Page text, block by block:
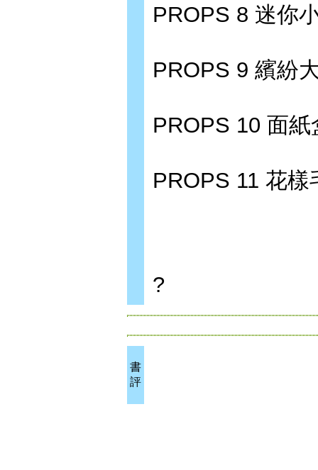
PROPS 8 迷你
PROPS 9 繽紛
PROPS 10 面紙
PROPS 11 花樣
?
書
評